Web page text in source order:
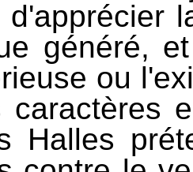
d'apprécier
généré,
ou
caractères
Halles